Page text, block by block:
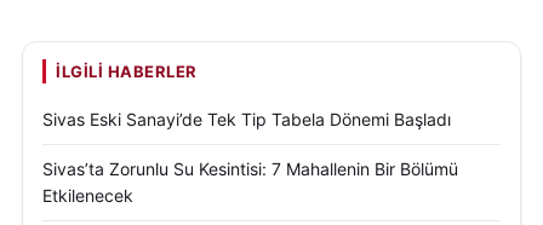
İLGILI HABERLER
Sivas Eski Sanayi’de Tek Tip Tabela Dönemi Başladı
Sivas’ta Zorunlu Su Kesintisi: 7 Mahallenin Bir Bölümü
Etkilenecek